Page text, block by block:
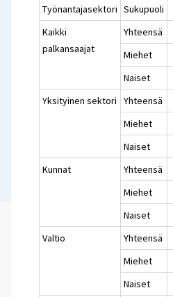
Työnantajasektori Sukupuoli
Kaikki
palkansaajat
Yhteensä
Miehet
Naiset
Yksityinen sektori
Yhteensä
Miehet
Naiset
Kunnat
Yhteensä
Miehet
Naiset
Valtio
Yhteensä
Miehet
Naiset